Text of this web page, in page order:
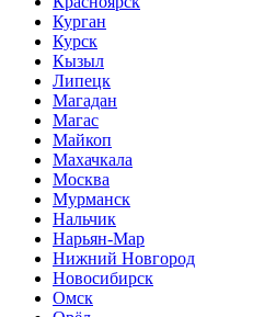
Курган
Курск
Кызыл
Липецк
Магадан
Магас
Майкоп
Махачкала
Москва
Мурманск
Нальчик
Нарьян-Мар
Нижний Новгород
Новосибирск
Омск